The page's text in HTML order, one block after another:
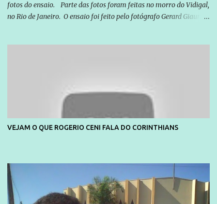
fotos do ensaio. Parte das fotos foram feitas no morro do Vidigal,
no Rio de Janeiro. O ensaio foi feito pelo fotógrafo Gerard Giaume
VEJAM O QUE ROGERIO CENI FALA DO CORINTHIANS